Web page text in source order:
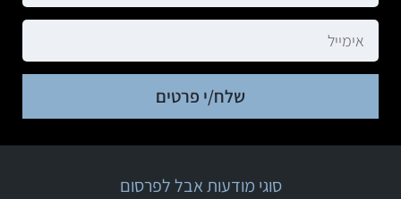
שלח/י פרטים
סוגי מודעות אבל לפרסום